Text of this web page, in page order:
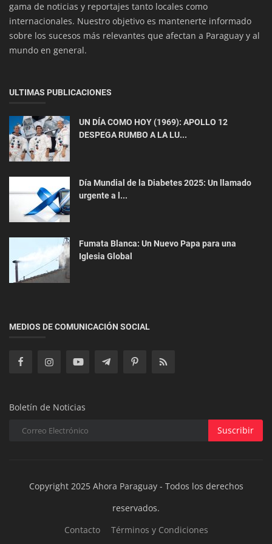
ACTUALIDAD
la Lucha contra la Obsolescencia
un Incendio en San Lore...
gama de noticias y reportajes tanto locales como
internacionales. Nuestro objetivo es mantenerte informado
sobre los sucesos más relevantes que afectan a Paraguay y al
mundo en general.
ULTIMAS PUBLICACIONES
UN DÍA COMO HOY (1969): APOLLO 12
DESPEGA RUMBO A LA LU...
Día Mundial de la Diabetes 2025: Un llamado
urgente a l...
Fumata Blanca: Un Nuevo Papa para una
Iglesia Global
MEDIOS DE COMUNICACIÓN SOCIAL
Boletín de Noticias
Suscribir
Copyright 2025 Ahora Paraguay - Todos los derechos
reservados.
Contacto
Términos y Condiciones